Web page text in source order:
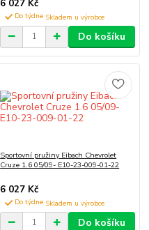
6 027 Kč
Do týdne
Do košíku
Sportovní pružiny Eibach Chevrolet
Cruze 1.6 05/09- E10-23-009-01-22
6 027 Kč
Do týdne
Do košíku